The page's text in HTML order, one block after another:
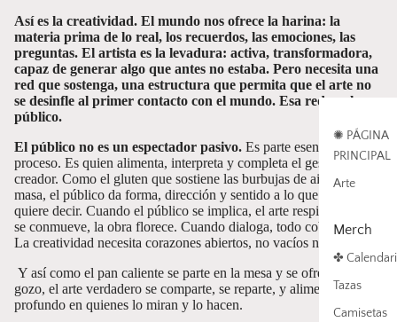
✺ PÁGINA
PRINCIPAL
Arte
Merch
✤
Tazas
Camisetas
Así es la creatividad. El mundo nos ofrece la harina: la
materia prima de lo real, los recuerdos, las emociones, las
preguntas. El artista es la levadura: activa, transformadora,
capaz de generar algo que antes no estaba. Pero necesita una
red que sostenga, una estructura que permita que el arte no
se desinfle al primer contacto con el mundo. Esa red es el
público.
El público no es un espectador pasivo. Es parte esencial del
proceso. Es quien alimenta, interpreta y completa el gesto del
creador. Como el gluten que sostiene las burbujas de aire en la
masa, el público da forma, dirección y sentido a lo que el arte
quiere decir. Cuando el público se implica, el arte respira. Cuando
se conmueve, la obra florece. Cuando dialoga, todo cobra vida.
La creatividad necesita corazones abiertos, no vacíos ni muros.
Y así como el pan caliente se parte en la mesa y se ofrece con
gozo, el arte verdadero se comparte, se reparte, y alimenta algo
profundo en quienes lo miran y lo hacen.